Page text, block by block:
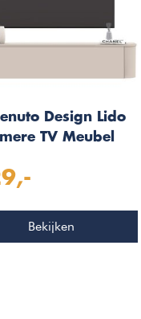
Design Lido
TV Meubel
Bekijken